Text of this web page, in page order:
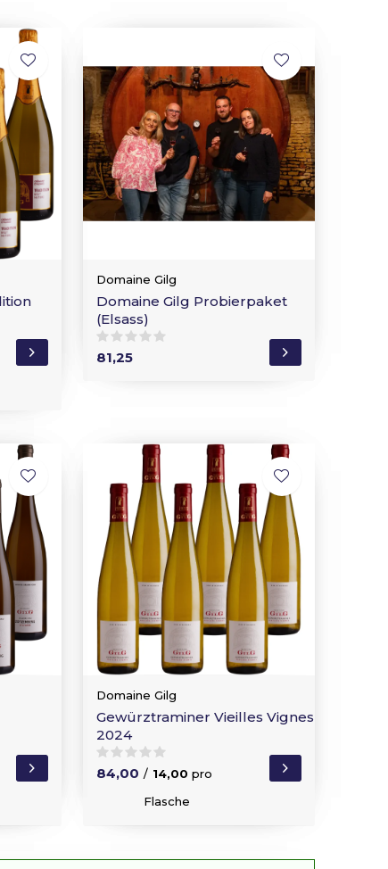
Domaine Gilg
Domaine Gilg Probierpaket
(Elsass)
81,25
Domaine Gilg
Gewürztraminer Vieilles Vignes
2024
84,00 / 14,00 pro
Flasche